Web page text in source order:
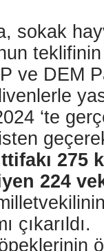
sokak
ve DEM
‘te
275
224
çıkarıldı.